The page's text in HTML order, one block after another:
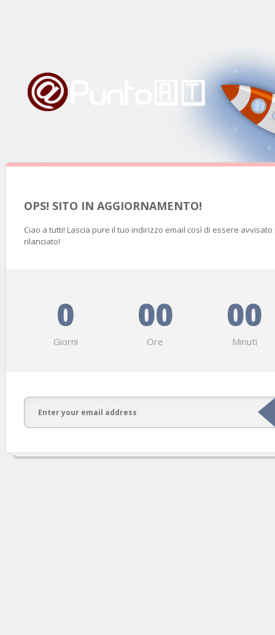
OPS! SITO IN AGGIORNAMENTO!
Ciao a tutti! Lascia pure il tuo indirizzo email così di essere
rilanciato!
0
Giorni
00
Ore
00
Minuti